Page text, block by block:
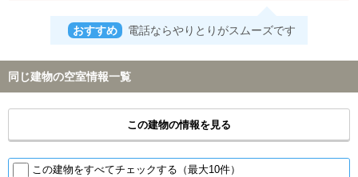
おすすめ 電話ならやりとりがスムーズです
同じ建物の空室情報一覧
この建物の情報を見る
この建物をすべてチェックする（最大10件）